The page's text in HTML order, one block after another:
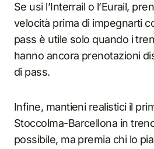
Se usi l’Interrail o l’Eurail,
velocità prima di impegnarti
pass è utile solo quando i
hanno ancora prenotazioni
di pass.
Infine, mantieni realistici il
Stoccolma-Barcellona in
possibile, ma premia chi lo